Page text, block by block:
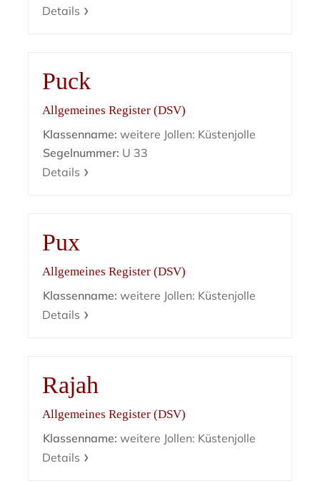
Details
Puck
Allgemeines Register (DSV)
Klassenname: weitere Jollen: Küstenjolle
Segelnummer: U 33
Details
Pux
Allgemeines Register (DSV)
Klassenname: weitere Jollen: Küstenjolle
Details
Rajah
Allgemeines Register (DSV)
Klassenname: weitere Jollen: Küstenjolle
Details